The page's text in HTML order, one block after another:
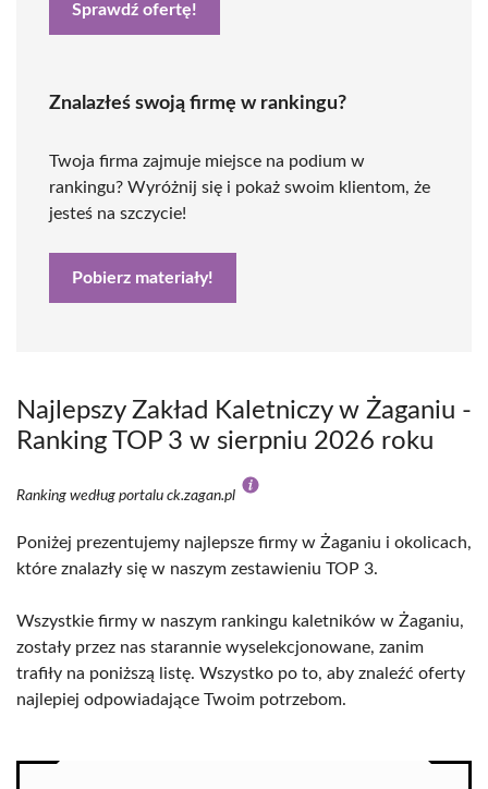
Sprawdź ofertę!
Znalazłeś swoją firmę w rankingu?
Twoja firma zajmuje miejsce na podium w
rankingu? Wyróżnij się i pokaż swoim klientom, że
jesteś na szczycie!
Pobierz materiały!
Najlepszy Zakład Kaletniczy w Żaganiu -
Ranking TOP 3 w sierpniu 2026 roku
Ranking według portalu ck.zagan.pl
Poniżej prezentujemy najlepsze firmy w Żaganiu i okolicach,
które znalazły się w naszym zestawieniu TOP 3.
Wszystkie firmy w naszym rankingu kaletników w Żaganiu,
zostały przez nas starannie wyselekcjonowane, zanim
trafiły na poniższą listę. Wszystko po to, aby znaleźć oferty
najlepiej odpowiadające Twoim potrzebom.